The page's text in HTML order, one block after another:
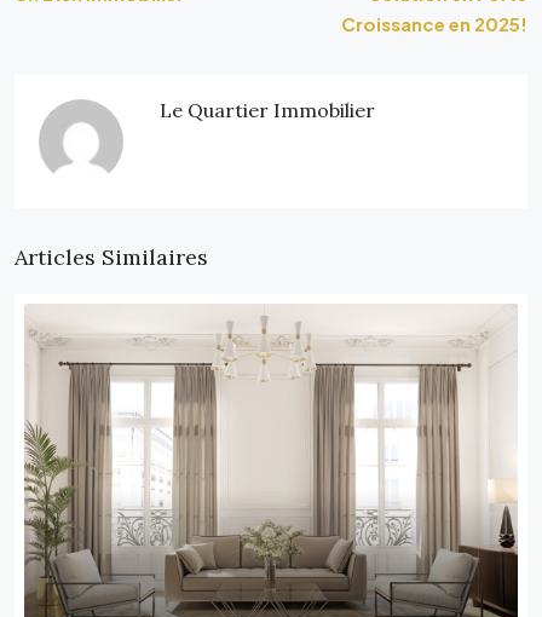
Croissance en 2025!
Le Quartier Immobilier
Articles Similaires